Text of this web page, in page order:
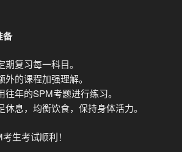
备
期复习每一科目。
外的课程加强理解。
往年的SPM考题进行练习。
休息，均衡饮食，保持身体活力。
生考试顺利！